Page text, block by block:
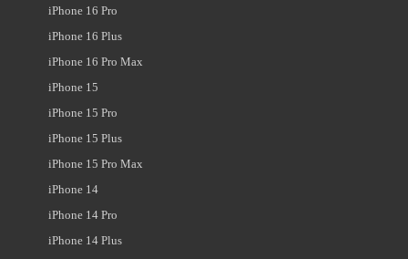
iPhone 16 Pro
iPhone 16 Plus
iPhone 16 Pro Max
iPhone 15
iPhone 15 Pro
iPhone 15 Plus
iPhone 15 Pro Max
iPhone 14
iPhone 14 Pro
iPhone 14 Plus